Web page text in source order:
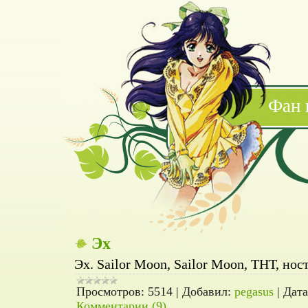
Фан
Эх
Эх. Sailor Moon, Sailor Moon, ТНТ,
Просмотров: 5514 | Добавил: pegasus |